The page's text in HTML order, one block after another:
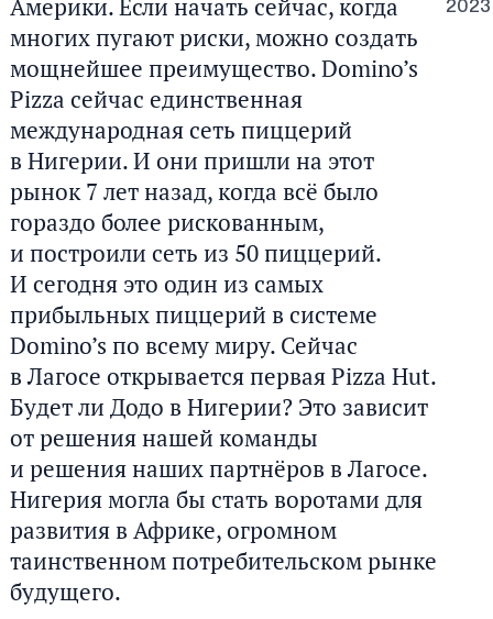
2023
Америки. Если начать сейчас, когда
многих пугают риски, можно создать
мощнейшее преимущество. Domino’s
Pizza сейчас единственная
международная сеть пиццерий
в Нигерии. И они пришли на этот
рынок 7 лет назад, когда всё было
гораздо более рискованным,
и построили сеть из 50 пиццерий.
И сегодня это один из самых
прибыльных пиццерий в системе
Domino’s по всему миру. Сейчас
в Лагосе открывается первая Pizza Hut.
Будет ли Додо в Нигерии? Это зависит
от решения нашей команды
и решения наших партнёров в Лагосе.
Нигерия могла бы стать воротами для
развития в Африке, огромном
таинственном потребительском рынке
будущего.